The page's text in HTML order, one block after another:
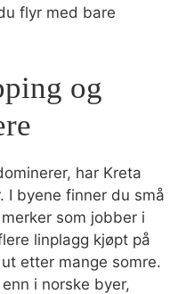
flyr med bare
og
har Kreta
I byene finner du små
som jobber i
linplagg kjøpt på
etter mange somre.
i norske byer,